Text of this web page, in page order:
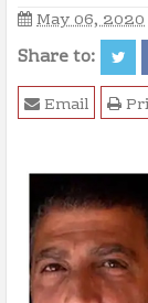
May 06, 2020
Share to:
Email